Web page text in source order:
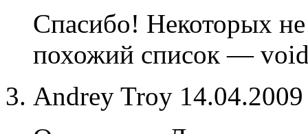
Спасибо! Некоторых
похожий список —
Andrey Troy